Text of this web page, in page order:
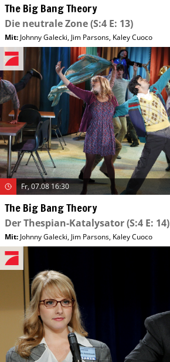
The Big Bang Theory
Die neutrale Zone(S:4 E: 13)
Mit: Johnny Galecki, Jim Parsons, Kaley Cuoco
Fr, 07.08 16:30
The Big Bang Theory
Der Thespian-Katalysator(S:4 E: 14)
Mit: Johnny Galecki, Jim Parsons, Kaley Cuoco